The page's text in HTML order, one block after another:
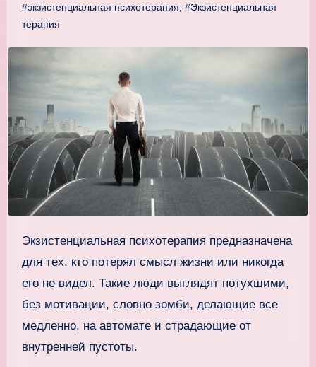
#экзистенциальная психотерапия #Экзистенциальная
терапия
Экзистенциальная психотерапия предназначена
для тех, кто потерял смысл жизни или никогда
его не видел. Такие люди выглядят потухшими,
без мотивации, словно зомби, делающие все
медленно, на автомате и страдающие от
внутренней пустоты.